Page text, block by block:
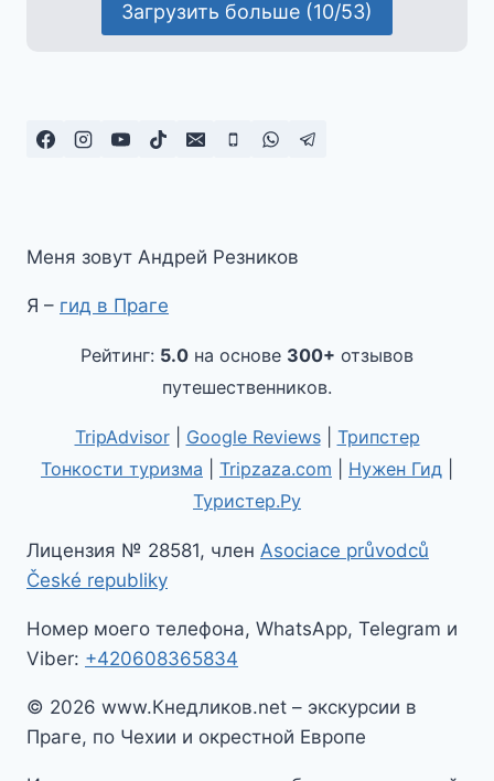
Загрузить больше (10/53)
Меня зовут Андрей Резников
Я – гид в Праге
Рейтинг: 5.0 на основе 300+ отзывов
путешественников.
TripAdvisor| Google Reviews| Трипстер
Тонкости туризма
Tripzaza.com Нужен Гид
Туристер.Ру
Лицензия № 28581, член Asociace průvodců
České republiky
Номер моего телефона, WhatsApp, Telegram и
Viber: +420608365834
© 2026 www.Кнедликов.net – экскурсии в
Праге, по Чехии и окрестной Европе